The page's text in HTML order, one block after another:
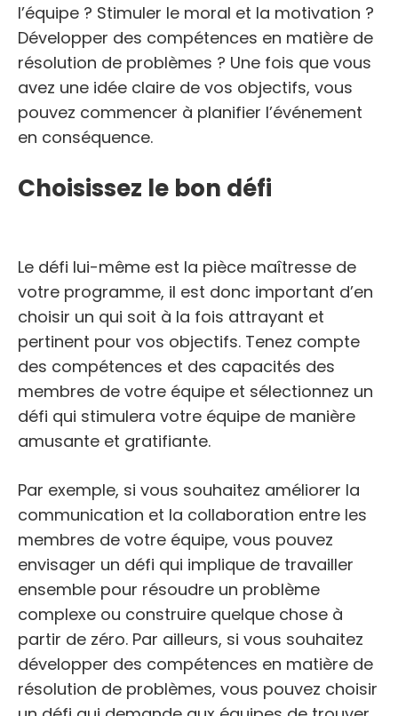
l’équipe ? Stimuler le moral et la motivation ?
Développer des compétences en matière de
résolution de problèmes ? Une fois que vous
avez une idée claire de vos objectifs, vous
pouvez commencer à planifier l’événement
en conséquence.
Choisissez le bon défi
Le défi lui-même est la pièce maîtresse de
votre programme, il est donc important d’en
choisir un qui soit à la fois attrayant et
pertinent pour vos objectifs. Tenez compte
des compétences et des capacités des
membres de votre équipe et sélectionnez un
défi qui stimulera votre équipe de manière
amusante et gratifiante.
Par exemple, si vous souhaitez améliorer la
communication et la collaboration entre les
membres de votre équipe, vous pouvez
envisager un défi qui implique de travailler
ensemble pour résoudre un problème
complexe ou construire quelque chose à
partir de zéro. Par ailleurs, si vous souhaitez
développer des compétences en matière de
résolution de problèmes, vous pouvez choisir